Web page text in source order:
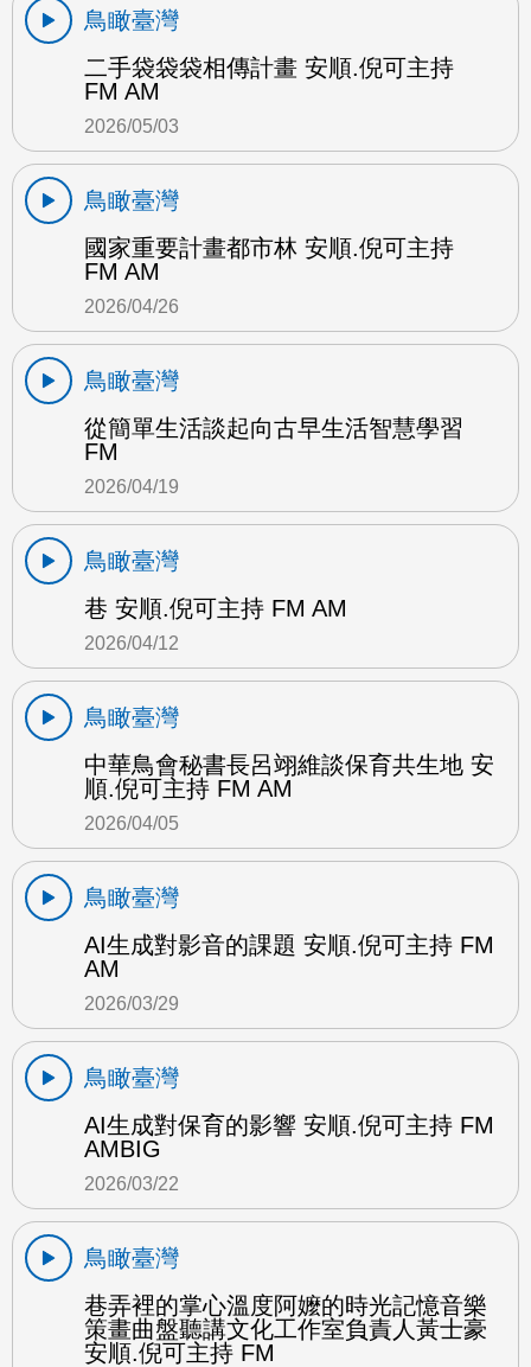
鳥瞰臺灣
二手袋袋袋相傳計畫 安順.倪可主持
FM AM
2026/05/03
鳥瞰臺灣
國家重要計畫都市林 安順.倪可主持
FM AM
2026/04/26
鳥瞰臺灣
從簡單生活談起向古早生活智慧學習
FM
2026/04/19
鳥瞰臺灣
巷 安順.倪可主持 FM AM
2026/04/12
鳥瞰臺灣
中華鳥會秘書長呂翊維談保育共生地 安
順.倪可主持 FM AM
2026/04/05
鳥瞰臺灣
AI生成對影音的課題 安順.倪可主持 FM
AM
2026/03/29
鳥瞰臺灣
AI生成對保育的影響 安順.倪可主持 FM
AMBIG
2026/03/22
鳥瞰臺灣
巷弄裡的掌心溫度阿嬤的時光記憶音樂
策畫曲盤聽講文化工作室負責人黃士豪
安順.倪可主持 FM